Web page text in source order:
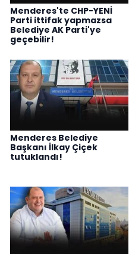
Menderes'te CHP-YENİ
Parti ittifak yapmazsa
Belediye AK Parti'ye
geçebilir!
Menderes Belediye
Başkanı İlkay Çiçek
tutuklandı!